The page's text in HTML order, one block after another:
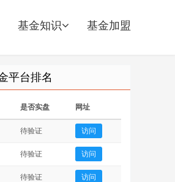
基金知识 基金加盟
平台排名
是否实盘 网址
待验证 访问
待验证 访问
待验证 访问